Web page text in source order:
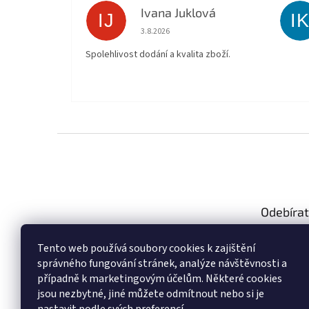
Tento web používá soubory cookies k zajištění
správného fungování stránek, analýze návštěvnosti a
případně k marketingovým účelům. Některé cookies
jsou nezbytné, jiné můžete odmítnout nebo si je
IJ Ivana Juklová
Hodnocení obchodu je 5 z 5 hvězdiček.
3.8.2026
Spolehlivost dodání a kvalita zboží.
IK
Vložte
E-mail